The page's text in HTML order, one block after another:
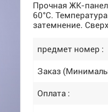
Прочная ЖК-
60°C.
затемнение.
предмет номер :
Заказ
Оплата :